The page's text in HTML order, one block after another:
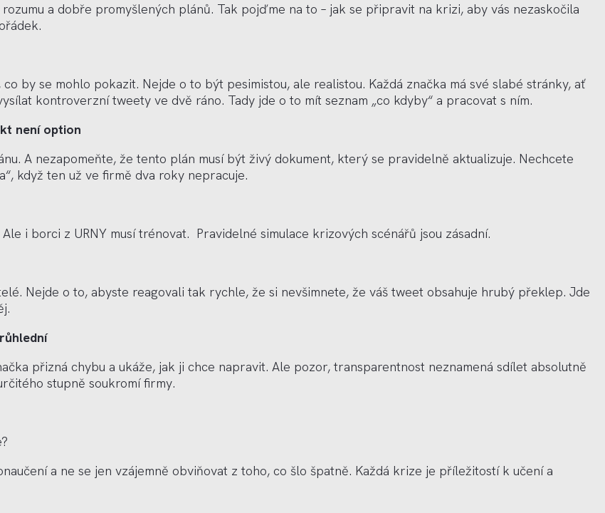
a dobře promyšlených plánů. Tak pojďme na to – jak se připravit na krizi, aby vás nezaskočila
co by se mohlo pokazit. Nejde o to být pesimistou, ale realistou. Každá značka má své slabé stránky, ať
kontroverzní tweety ve dvě ráno. Tady jde o to mít seznam „co kdyby“ a pracovat s ním.
není option
A nezapomeňte, že tento plán musí být živý dokument, který se pravidelně aktualizuje. Nechcete
“, když ten už ve firmě dva roky nepracuje.
i borci z URNY musí trénovat. Pravidelné simulace krizových scénářů jsou zásadní.
é. Nejde o to, abyste reagovali tak rychle, že si nevšimnete, že váš tweet obsahuje hrubý překlep. Jde
ůhlední
přizná chybu a ukáže, jak ji chce napravit. Ale pozor, transparentnost neznamená sdílet absolutně
ého stupně soukromí firmy.
a ne se jen vzájemně obviňovat z toho, co šlo špatně. Každá krize je příležitostí k učení a